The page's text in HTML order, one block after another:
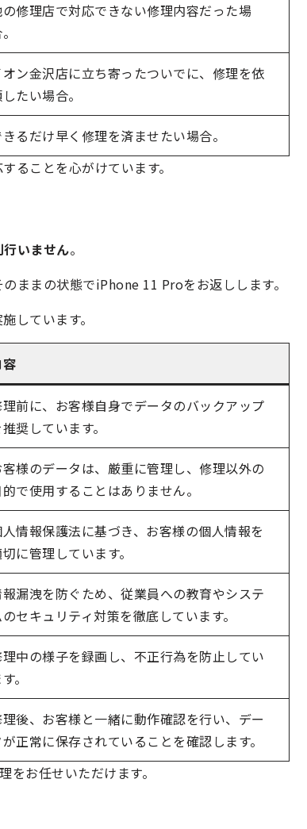
修理店で対応できない修理内容だった場
オン金沢店に立ち寄ったついでに、修理を依
たい場合。
るだけ早く修理を済ませたい場合。
ることを心がけています。
いません。
ままの状態でiPhone 11 Proをお返しします。
しています。
前に、お客様自身でデータのバックアップ
奨しています。
客様のデータは、厳重に管理し、修理以外の
的で使用することはありません。
人情報保護法に基づき、お客様の個人情報を
に管理しています。
漏洩を防ぐため、従業員への教育やシステ
セキュリティ対策を徹底しています。
中の様子を録画し、不正行為を防止してい
。
後、お客様と一緒に動作確認を行い、デー
正常に保存されていることを確認します。
お任せいただけます。